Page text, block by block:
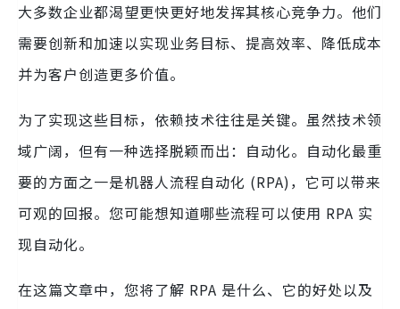
大多数企业都渴望更快更好地发挥其核心竞争力。他们
需要创新和加速以实现业务目标、提高效率、降低成本
并为客户创造更多价值。
为了实现这些目标，依赖技术往往是关键。虽然技术领
域广阔，但有一种选择脱颖而出：自动化。自动化最重
要的方面之一是机器人流程自动化 (RPA)，它可以带来
可观的回报。您可能想知道哪些流程可以使用 RPA 实
现自动化。
在这篇文章中，您将了解 RPA 是什么、它的好处以及